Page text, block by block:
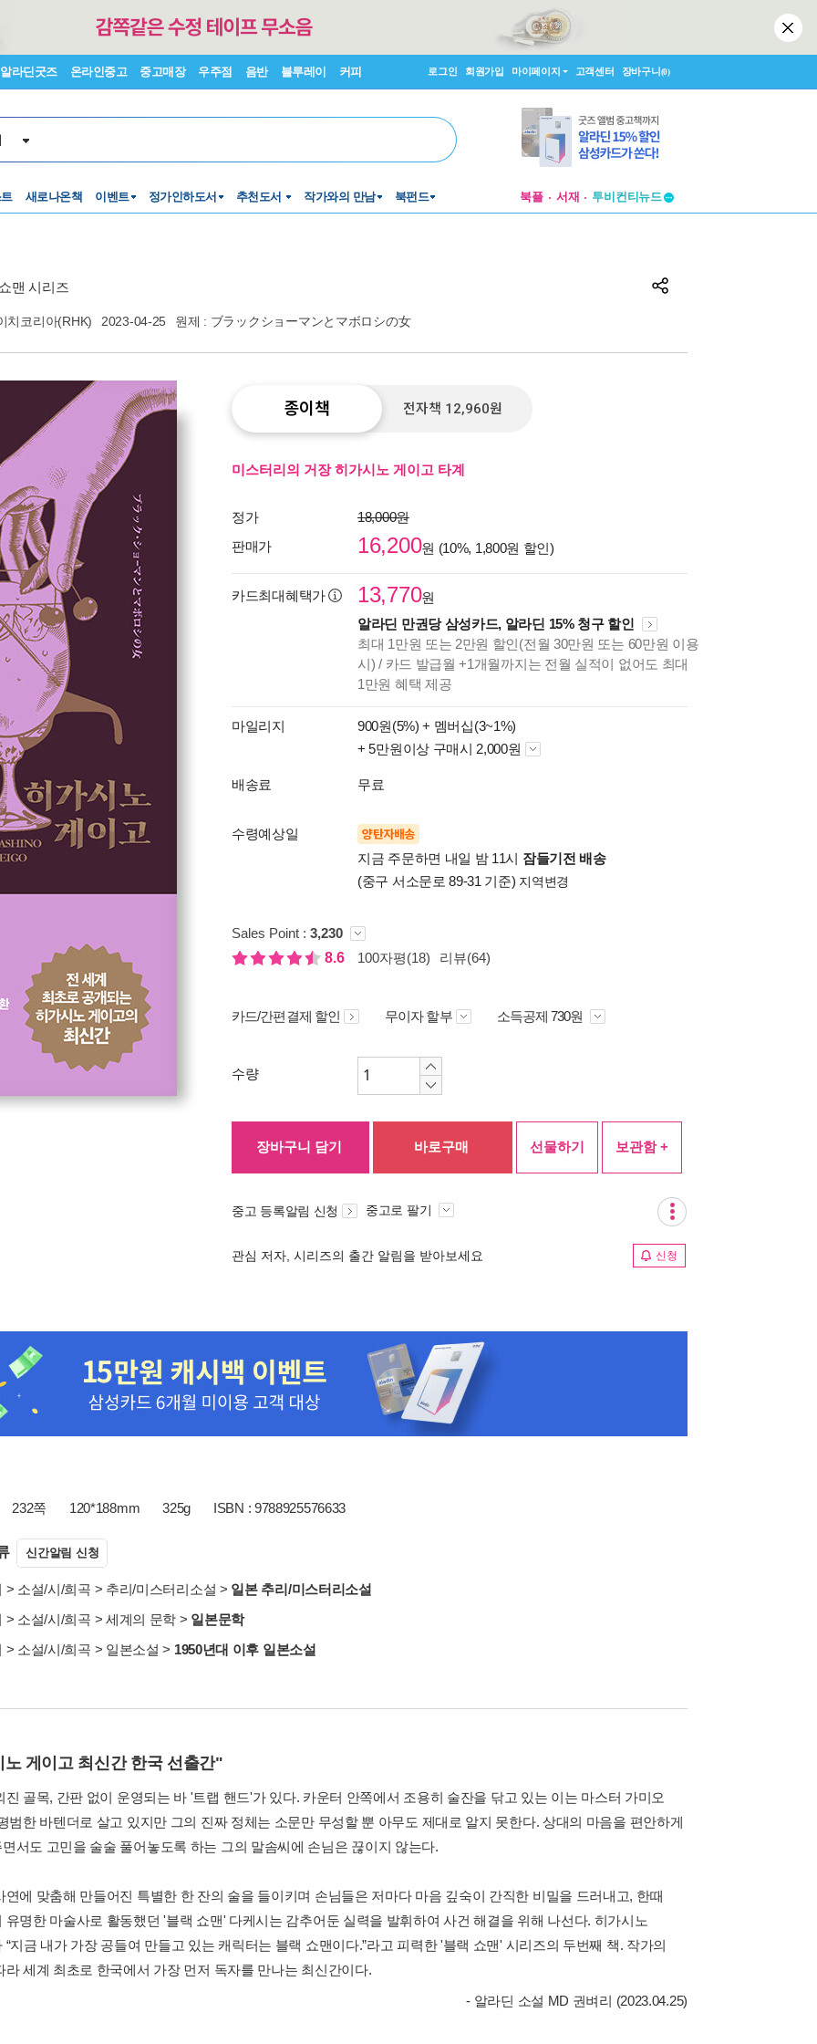
알라딘굿즈 온라인중고 중고매장 우주점 음반 블루레이 커피 로그인 회원가입 마이페이지 고객센터 장바구니(0)
새로나온책 이벤트 정가인하도서 추천도서 작가와의 만남 북펀드 북플 서재
창작플랫폼
맨 시리즈
치코리아(RHK) 2023-04-25 원제 : ブラックショーマンとマボロシの女
종이책 전자책 12,960원
미스터리의 거장 히가시노 게이고 타계
정가
18,000원
판매가
16,200원 (10%, 1,800원 할인)
카드최대혜택가 13,770원
알라딘 만권당 삼성카드, 알라딘 15% 청구 할인
최대 1만원 또는 2만원 할인(전월 30만원 또는 60만원 이용
시) / 카드 발급월 +1개월까지는 전월 실적이 없어도 최대
1만원 혜택 제공
마일리지 900원(5%) + 멤버십(3~1%)
+ 5만원이상 구매시 2,000원
배송료 무료
수령예상일 양탄자배송
지금 주문하면 내일 밤 11시 잠들기전 배송
(중구 서소문로 89-31 기준) 지역변경
Sales Point : 3,230
8.6
100자평(18) 리뷰(64)
카드/간편결제 할인 무이자 할부 소득공제 730원
수량
장바구니 담기 바로구매 선물하기 보관함 +
중고 등록알림 신청 중고로 팔기
관심 저자, 시리즈의 출간 알림을 받아보세요 신청
232쪽 120*188mm 325g ISBN : 9788925576633
신간알림 신청
> 소설/시/희곡 > 추리/미스터리소설 > 일본 추리/미스터리소설
> 소설/시/희곡 > 세계의 문학 > 일본문학
> 소설/시/희곡 > 일본소설 > 1950년대 이후 일본소설
게이고 최신간 한국 선출간"
진 골목, 간판 없이 운영되는 바 '트랩 핸드'가 있다. 카운터 안쪽에서 조용히 술잔을 닦고 있는 이는 마스터 가미오
범한 바텐더로 살고 있지만 그의 진짜 정체는 소문만 무성할 뿐 아무도 제대로 알지 못한다. 상대의 마음을 편안하게
서도 고민을 술술 풀어놓도록 하는 그의 말솜씨에 손님은 끊이지 않는다.
연에 맞춤해 만들어진 특별한 한 잔의 술을 들이키며 손님들은 저마다 마음 깊숙이 간직한 비밀을 드러내고, 한때
유명한 마술사로 활동했던 '블랙 쇼맨' 다케시는 감추어둔 실력을 발휘하여 사건 해결을 위해 나선다. 히가시노
“지금 내가 가장 공들여 만들고 있는 캐릭터는 블랙 쇼맨이다.”라고 피력한 '블랙 쇼맨' 시리즈의 두번째 책. 작가의
라 세계 최초로 한국에서 가장 먼저 독자를 만나는 최신간이다.
- 알라딘 소설 MD 권벼리 (2023.04.25)